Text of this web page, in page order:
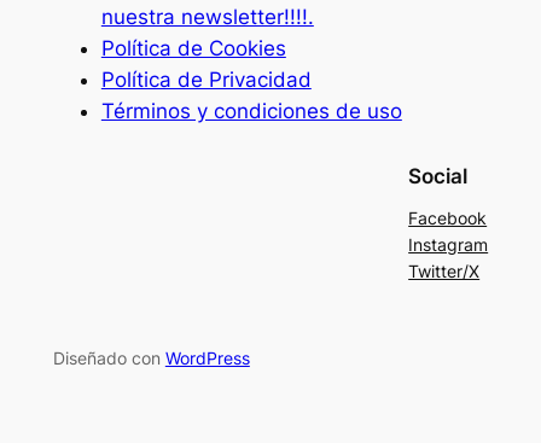
nuestra newsletter!!!!.
Política de Cookies
Política de Privacidad
Términos y condiciones de uso
Social
Facebook
Instagram
Twitter/X
Diseñado con WordPress